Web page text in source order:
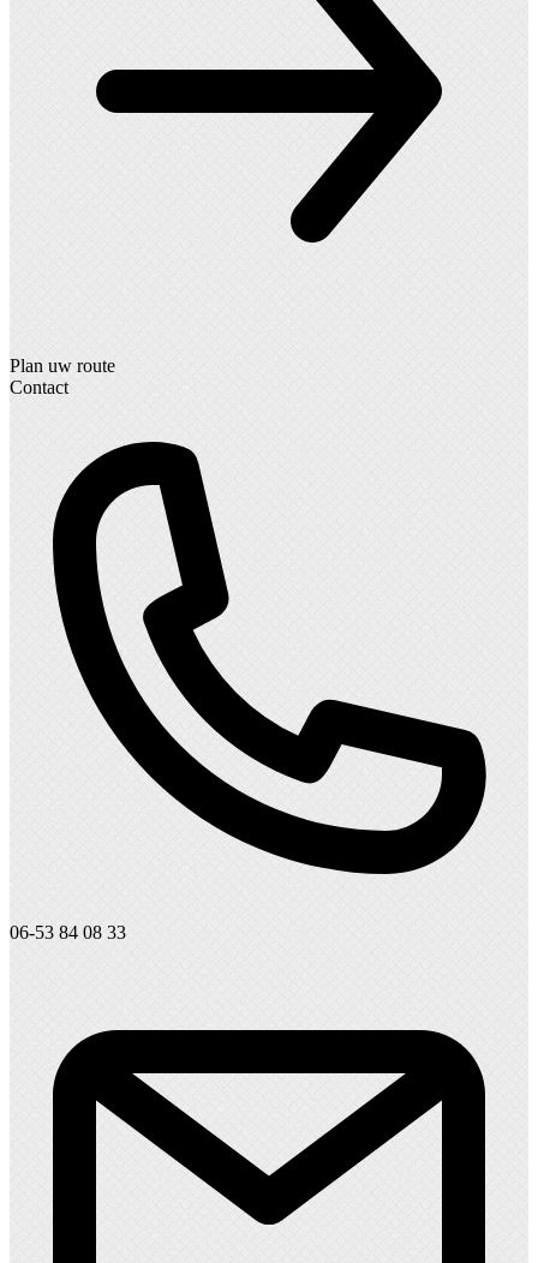
Plan uw route
Contact
06-53 84 08 33